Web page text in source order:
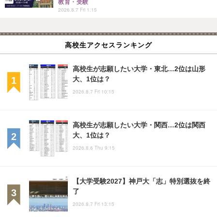
教育・受験
2026.8.7 Fri 1:15
高校生アクセスランキング
高校生が志願したい大学・東北…2位は山形
大、1位は？
2026.8.7 Fri 10:15
高校生が志願したい大学・関西…2位は関西
大、1位は？
2026.8.6 Thu 9:15
【大学受験2027】神戸大「志」特別選抜を終
了
2026.8.7 Fri 13:15